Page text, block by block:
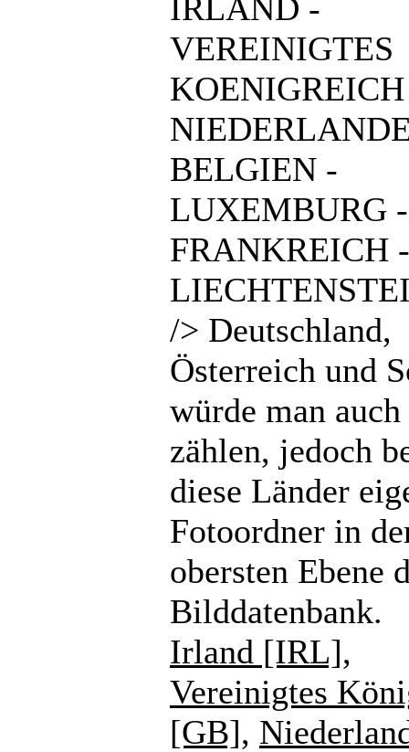
IRLAND -
VEREINIGTES
BELGIEN -
LUXEMBURG -
FRANKREICH -
/> Deutschland,
Österreich und
würde man auch
zählen, jedoch
diese Länder
Fotoordner in
obersten Ebene
Bilddatenbank.
Irland [IRL],
Vereinigtes
[GB],